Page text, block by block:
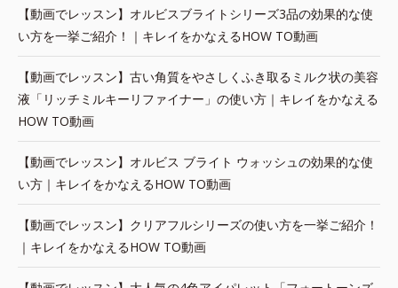
【動画でレッスン】オルビスブライトシリーズ3品の効果的な使
い方を一挙ご紹介！｜キレイをかなえるHOW TO動画
【動画でレッスン】古い角質をやさしくふき取るミルク状の美容
液「リッチミルキーリファイナー」の使い方｜キレイをかなえる
HOW TO動画
【動画でレッスン】オルビス ブライト ウォッシュの効果的な使
い方｜キレイをかなえるHOW TO動画
【動画でレッスン】クリアフルシリーズの使い方を一挙ご紹介！
｜キレイをかなえるHOW TO動画